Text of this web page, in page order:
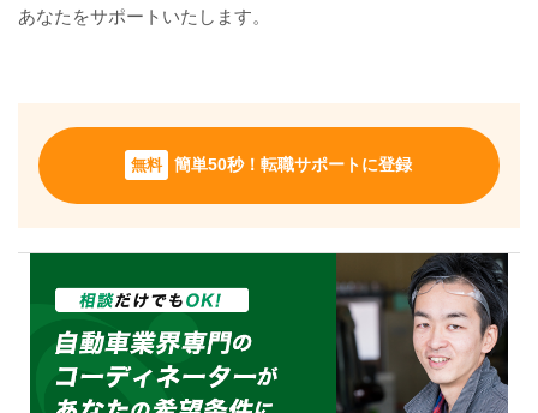
あなたをサポートいたします。
無料 簡単50秒！転職サポートに登録